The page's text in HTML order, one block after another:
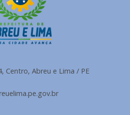
Centro, Abreu e Lima / PE